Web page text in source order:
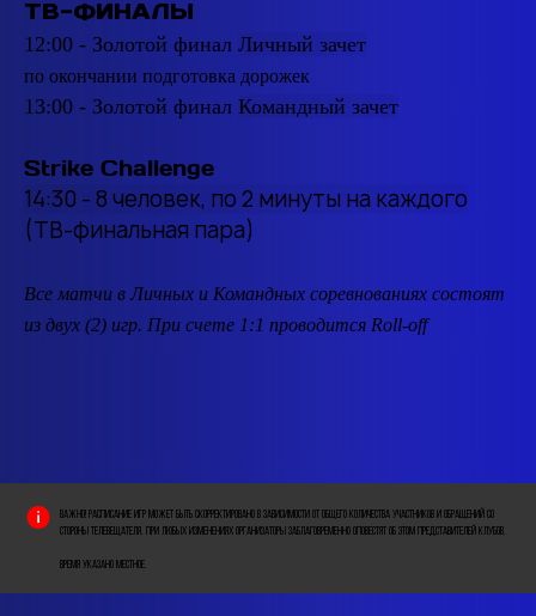
ТВ-ФИНАЛЫ
12:00 - Золотой финал Личный зачет
по окончании подготовка дорожек
13:00 - Золотой финал Командный зачет
Strike Challenge
14:30 - 8 человек, по 2 минуты на каждого
(ТВ-финальная пара)
Все матчи в Личных и Командных соревнованиях состоят
из двух (2) игр. При счете 1:1 проводится Roll-off
Важно! Расписание игр может быть скорректировано в зависимости от общего количества участников и обращений со
стороны телевещателя. При любых изменениях Организаторы заблаговременно оповестят об этом Представителей Клубов.
Время указано местное.